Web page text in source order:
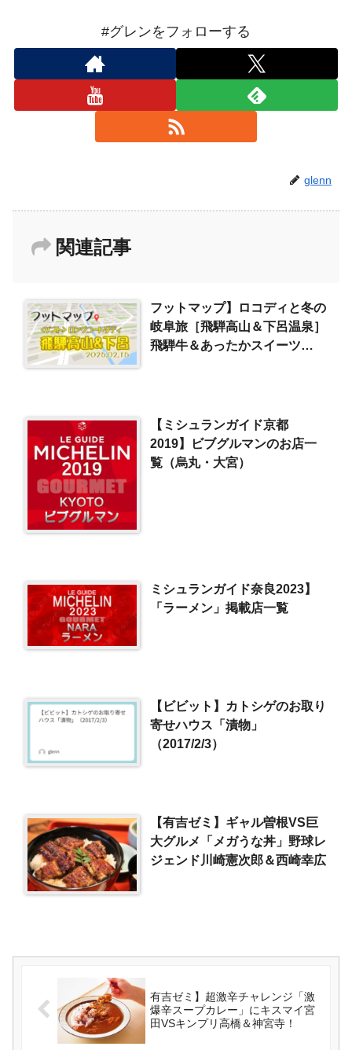
#グレンをフォローする
glenn
関連記事
フットマップ】ロコディと冬の
岐阜旅［飛騨高山＆下呂温泉］
飛騨牛＆あったかスイーツ
【ミシュランガイド京都
2019】ビブグルマンのお店一
覧（烏丸・大宮）
ミシュランガイド奈良2023】
「ラーメン」掲載店一覧
【ビビット】カトシゲのお取り
寄せハウス「漬物」
（2017/2/3）
【有吉ゼミ】ギャル曽根VS巨
大グルメ「メガうな丼」野球レ
ジェンド川崎憲次郎＆西崎幸広
有吉ゼミ】超激辛チャレンジ「激
爆辛スープカレー」にキスマイ宮
田VSキンプリ高橋＆神宮寺！